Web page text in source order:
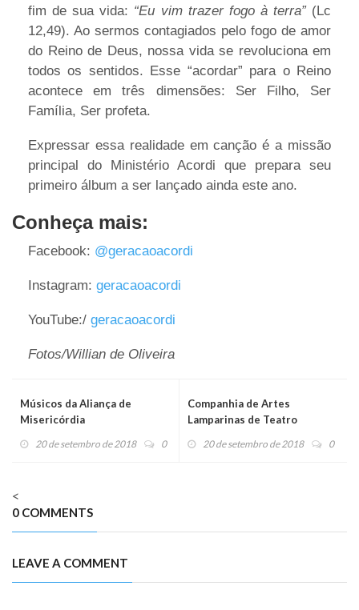
fim de sua vida: “Eu vim trazer fogo à terra” (Lc
12,49). Ao sermos contagiados pelo fogo de amor
do Reino de Deus, nossa vida se revoluciona em
todos os sentidos. Esse “acordar” para o Reino
acontece em três dimensões: Ser Filho, Ser
Família, Ser profeta.
Expressar essa realidade em canção é a missão
principal do Ministério Acordi que prepara seu
primeiro álbum a ser lançado ainda este ano.
Conheça mais:
Facebook: @geracaoacordi
Instagram: geracaoacordi
YouTube:/ geracaoacordi
Fotos/Willian de Oliveira
Músicos da Aliança de
Misericórdia
20 de setembro de 2018 0
Companhia de Artes
Lamparinas de Teatro
20 de setembro de 2018 0
<
0 COMMENTS
LEAVE A COMMENT